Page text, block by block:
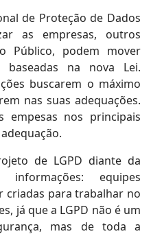
de Proteção de Dados
as empresas, outros
Público, podem mover
na nova Lei.
buscarem o máximo
nas suas adequações.
empesas nos principais
de LGPD diante da
equipes
criadas para trabalhar no
já que a LGPD não é um
mas de toda a